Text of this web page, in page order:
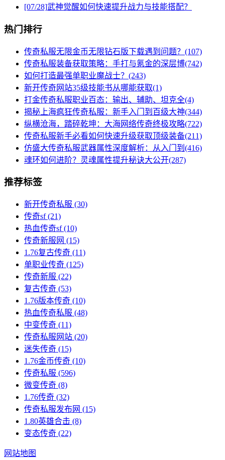
[07/28]武神觉醒如何快速提升战力与技能搭配？
热门排行
传奇私服无限金币无限钻石版下载遇到问题？(107)
传奇私服装备获取策略：手打与氪金的深层博(742)
如何打造最强单职业魔战士？(243)
新开传奇网站35级技能书从哪能获取(1)
打金传奇私服职业百态：输出、辅助、坦克全(4)
揭秘上海疯狂传奇私服：新手入门到百级大神(344)
纵横沧海，踏碎乾坤：大海网络传奇终极攻略(722)
传奇私服新手必看如何快速升级获取顶级装备(211)
仿盛大传奇私服武器属性深度解析：从入门到(416)
魂环如何进阶？灵魂属性提升秘诀大公开(287)
推荐标签
新开传奇私服 (30)
传奇sf(21)
热血传奇sf(10)
传奇新服网 (15)
1.76复古传奇 (11)
单职业传奇 (125)
传奇新服 (22)
复古传奇 (53)
1.76版本传奇 (10)
热血传奇私服 (48)
中变传奇 (11)
传奇私服网站 (20)
迷失传奇 (15)
1.76金币传奇 (10)
传奇私服 (596)
微变传奇 (8)
1.76传奇 (32)
传奇私服发布网 (15)
1.80英雄合击 (8)
变态传奇 (22)
网站地图